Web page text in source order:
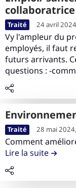
n
t
d
u
s
i
e
é
n
a
g
e
m
e
n
d
u
s
i
e
u
t
i
o
n
I
m
a
c
t
s
u
r
l
a
c
o
n
t
r
i
u
t
i
o
n
n
t
e
n
u
d
e
l
c
o
n
t
i
collaboratrice
L
i
r
e
l
e
o
n
t
e
n
u
Traité 24 avril
Vy l'ampleur du
employés, il faut
futurs arrivants.
questions : -
L
i
r
e
l
Traité 28 mai
Comment
Lire la suite de la